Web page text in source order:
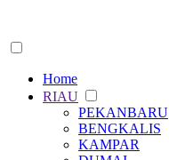
Home
RIAU
PEKANBARU
BENGKALIS
KAMPAR